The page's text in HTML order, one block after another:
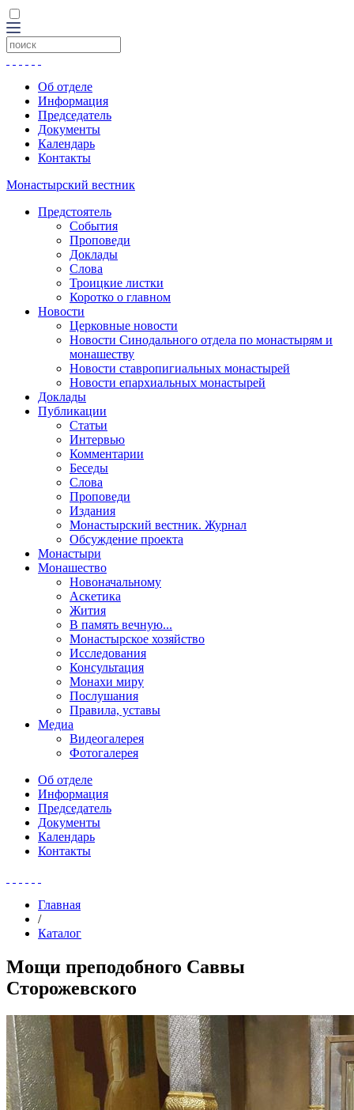
Об отделе
Информация
Председатель
Документы
Календарь
Контакты
Монастырский вестник
Предстоятель
События
Проповеди
Доклады
Слова
Троицкие листки
Коротко о главном
Новости
Церковные новости
Новости Синодального отдела по монастырям и
монашеству
Новости ставропигиальных монастырей
Новости епархиальных монастырей
Доклады
Публикации
Статьи
Интервью
Комментарии
Беседы
Слова
Проповеди
Издания
Монастырский вестник. Журнал
Обсуждение проекта
Монастыри
Монашество
Новоначальному
Аскетика
Жития
В память вечную...
Монастырское хозяйство
Исследования
Консультация
Монахи миру
Послушания
Правила, уставы
Медиа
Видеогалерея
Фотогалерея
Об отделе
Информация
Председатель
Документы
Календарь
Контакты
Главная
/
Каталог
Мощи преподобного Саввы
Сторожевского